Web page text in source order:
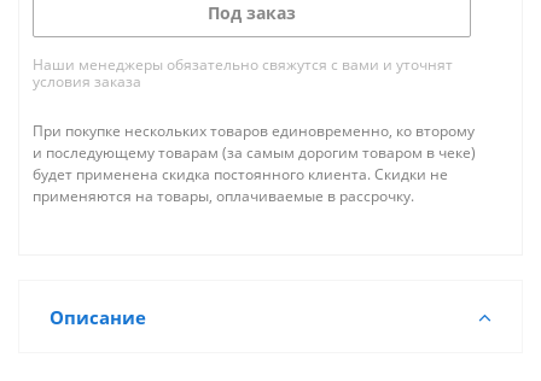
Под заказ
Наши менеджеры обязательно свяжутся с вами и уточнят
условия заказа
При покупке нескольких товаров единовременно, ко второму
и последующему товарам (за самым дорогим товаром в чеке)
будет применена скидка постоянного клиента. Скидки не
применяются на товары, оплачиваемые в рассрочку.
Описание